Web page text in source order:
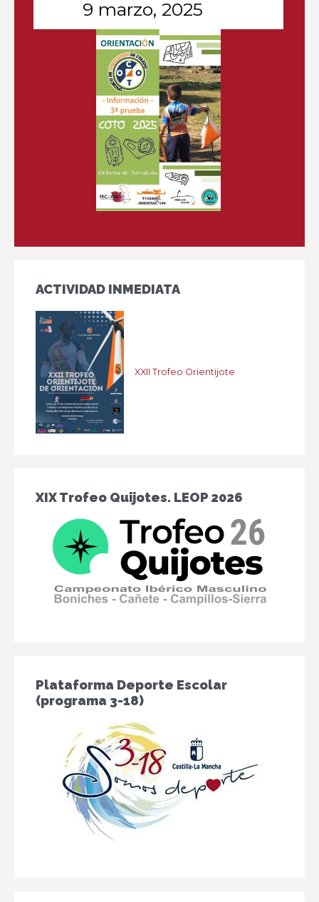
9 marzo, 2025
ACTIVIDAD INMEDIATA
XXII Trofeo Orientijote
XIX Trofeo Quijotes. LEOP 2026
Plataforma Deporte Escolar
(programa 3-18)